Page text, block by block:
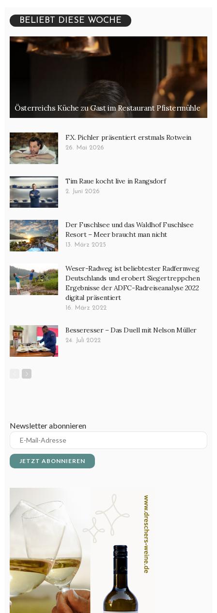
BELIEBT DIESE WOCHE
Österreichs Küche zu Gast im Restaurant Pfistermühle
F.X. Pichler präsentiert erstmals Rotwein
26. Mai 2026
Tim Raue kocht live in Rangsdorf
2. Juni 2026
Der Fuschlsee und das Waldhof Fuschlsee
Resort – Meer braucht man nicht
13. März 2025
Weser-Radweg ist beliebtester Radfernweg
Deutschlands und erobert Siegertreppchen
Ergebnisse der ADFC-Radreiseanalyse 2022
digital präsentiert
16. März 2022
Besseresser – Das Duell mit Nelson Müller
24. Juli 2022
Newsletter abonnieren